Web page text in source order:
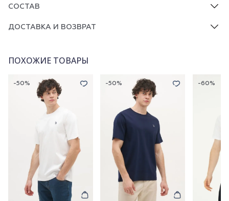
СОСТАВ
ДОСТАВКА И ВОЗВРАТ
ПОХОЖИЕ ТОВАРЫ
-50% -50% -60%